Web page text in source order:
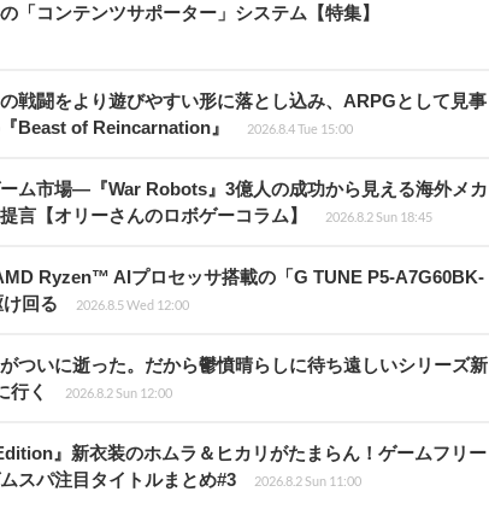
「コンテンツサポーター」システム【特集】
戦闘をより遊びやすい形に落とし込み、ARPGとして見事
Beast of Reincarnation』
2026.8.4 Tue 15:00
ム市場―『War Robots』3億人の成功から見える海外メカ
言【オリーさんのロボゲーコラム】
2026.8.2 Sun 18:45
Ryzen™ AIプロセッサ搭載の「G TUNE P5-A7G60BK-
回る
2026.8.5 Wed 12:00
ついに逝った。だから鬱憤晴らしに待ち遠しいシリーズ新
行く
2026.8.2 Sun 12:00
』新衣装のホムラ＆ヒカリがたまらん！ゲームフリー
スパ注目タイトルまとめ#3
2026.8.2 Sun 11:00